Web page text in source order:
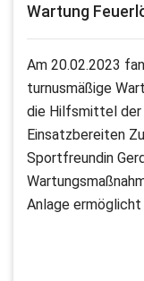
Wartung
Am 20.02.2023
turnusmäßige
die Hilfsmittel der
Einsatzbereiten
Sportfreundin
Anlage ermöglicht